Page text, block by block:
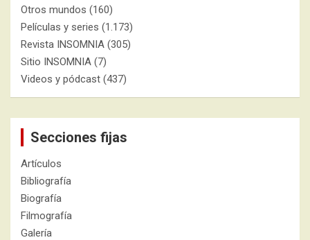
Otros mundos (160)
Películas y series (1.173)
Revista INSOMNIA (305)
Sitio INSOMNIA (7)
Videos y pódcast (437)
Secciones fijas
Artículos
Bibliografía
Biografía
Filmografía
Galería